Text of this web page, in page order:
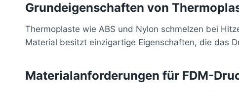
Grundeigenschaften von
Thermoplaste wie ABS und Nylon schmelzen bei
Material besitzt einzigartige Eigenschaften, die das
Materialanforderungen für FDM-